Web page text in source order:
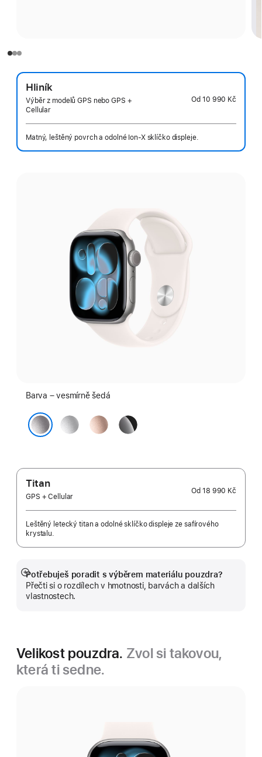
Hliník
Výběr z modelů GPS nebo GPS +
Cellular
Od10 990 Kč
Matný, leštěný povrch a odolné Ion-X sklíčko displeje.
Barva – vesmírně šedá
stříbrnárůžově
zlatá
klavírně
černá
Titan
GPS + Cellular
Od18 990 Kč
Leštěný letecký titan a odolné sklíčko displeje ze safírového
krystalu.
Potřebuješ poradit s výběrem materiálu pouzdra?
Přečti si o rozdílech v hmotnosti, barvách a dalších
vlastnostech.
Zobrazit
více
Velikost pouzdra. Zvol si takovou,
která ti sedne.